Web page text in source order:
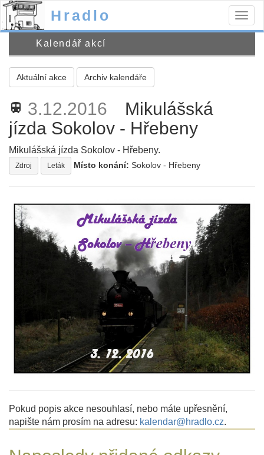
Hradlo
Kalendář akcí
Aktuální akce Archiv kalendáře
train 3.12.2016
Mikulášská
jízda Sokolov - Hřebeny
Mikulášská jízda Sokolov - Hřebeny.
Zdroj Leták Místo konání: Sokolov - Hřebeny
Pokud popis akce nesouhlasí, nebo máte upřesnění,
napište nám prosím na adresu: kalendar@hradlo.cz.